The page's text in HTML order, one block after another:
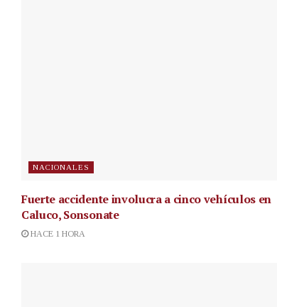
NACIONALES
Fuerte accidente involucra a cinco vehículos en
Caluco, Sonsonate
HACE 1 HORA